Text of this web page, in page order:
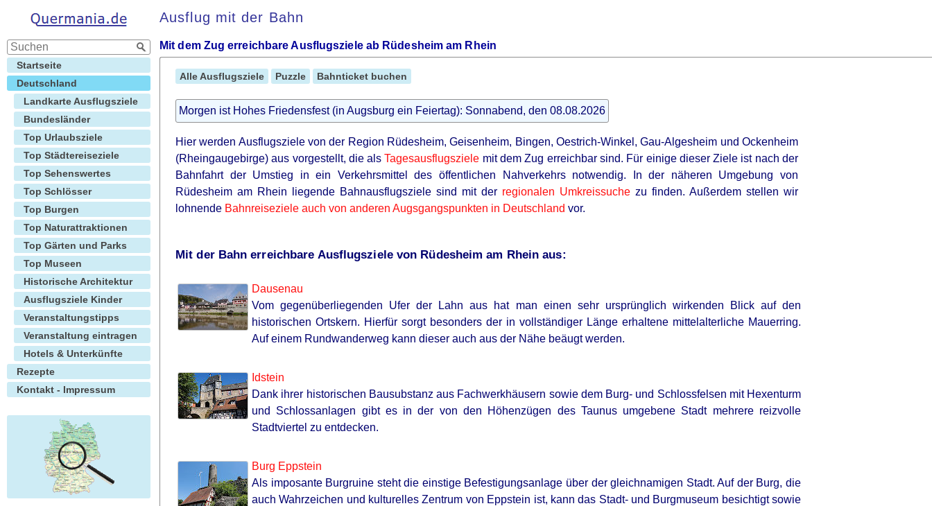
Ausflug mit der Bahn
Mit dem Zug erreichbare Ausflugsziele ab Rüdesheim am Rhein
Alle Ausflugsziele Puzzle Bahnticket buchen
Morgen ist Hohes Friedensfest (in Augsburg ein Feiertag): Sonnabend, den 08.08.2026
Hier werden Ausflugsziele von der Region Rüdesheim, Geisenheim, Bingen, Oestrich-Winkel, Gau-Algesheim und Ockenheim
(Rheingaugebirge) aus vorgestellt, die alsTagesausflugsziele mit dem Zug erreichbar sind. Für einige dieser Ziele ist nach der
Bahnfahrt der Umstieg in ein Verkehrsmittel des öffentlichen Nahverkehrs notwendig. In der näheren Umgebung von
Rüdesheim am Rhein liegende Bahnausflugsziele sind mit der regionalen Umkreissuche zu finden. Außerdem stellen wir
lohnende Bahnreiseziele auch von anderen Augsgangspunkten in Deutschland vor.
Mit der Bahn erreichbare Ausflugsziele von Rüdesheim am Rhein aus:
Dausenau
Vom gegenüberliegenden Ufer der Lahn aus hat man einen sehr ursprünglich wirkenden Blick auf den
historischen Ortskern. Hierfür sorgt besonders der in vollständiger Länge erhaltene mittelalterliche Mauerring.
Auf einem Rundwanderweg kann dieser auch aus der Nähe beäugt werden.
Idstein
Dank ihrer historischen Bausubstanz aus Fachwerkhäusern sowie dem Burg- und Schlossfelsen mit Hexenturm
und Schlossanlagen gibt es in der von den Höhenzügen des Taunus umgebene Stadt mehrere reizvolle
Stadtviertel zu entdecken.
Burg Eppstein
Als imposante Burgruine steht die einstige Befestigungsanlage über der gleichnamigen Stadt. Auf der Burg, die
auch Wahrzeichen und kulturelles Zentrum von Eppstein ist, kann das Stadt- und Burgmuseum besichtigt sowie
Startseite
Deutschland
Landkarte Ausflugsziele
Bundesländer
Top Urlaubsziele
Top Städtereiseziele
Top Sehenswertes
Top Schlösser
Top Burgen
Top Naturattraktionen
Top Gärten und Parks
Top Museen
Historische Architektur
Ausflugsziele Kinder
Veranstaltungstipps
Veranstaltung eintragen
Hotels & Unterkünfte
Rezepte
Kontakt - Impressum
Before You Go